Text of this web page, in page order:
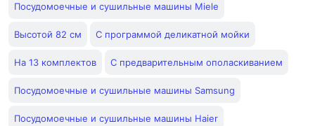
Посудомоечные и сушильные машины Miele
Высотой 82 см С программой деликатной мойки
На 13 комплектов С предварительным ополаскиванием
Посудомоечные и сушильные машины Samsung
Посудомоечные и сушильные машины Haier